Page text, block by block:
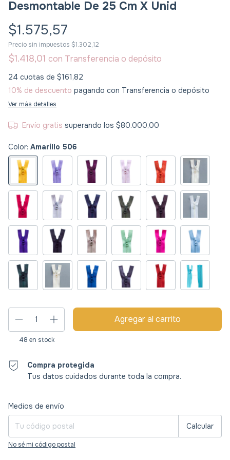
Desmontable De 25 Cm X Unid
$1.575,57
Precio sin impuestos $1.302,12
$1.418,01 con Transferencia o depósito
24 cuotas de $161,82
10% de descuento pagando con Transferencia o depósito
Ver más detalles
Envío gratis superando los $80.000,00
Color: Amarillo 506
48 en stock
Compra protegida
Tus datos cuidados durante toda la compra.
Entregas para el CP:
Medios de envío
Calcular
No sé mi código postal